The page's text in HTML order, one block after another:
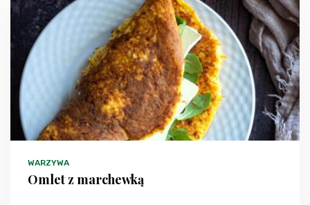
WARZYWA
Omlet z marchewką